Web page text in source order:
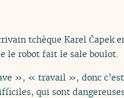
tchèque Karel Čapek
le robot fait le sale boulot.
», « travail », donc
qui sont